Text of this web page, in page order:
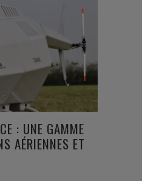
: UNE GAMME
AÉRIENNES ET